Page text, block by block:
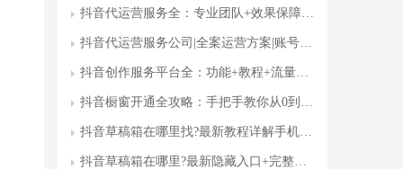
抖音代运营服务全：专业团队+效果保障+费用明细(附最新方案)
抖音代运营服务公司|全案运营方案|账号孵化(90天起量)
抖音创作服务平台全：功能+教程+流量变现指南
抖音橱窗开通全攻略：手把手教你从0到1开店(附新手避坑指南)
抖音草稿箱在哪里找?最新教程详解手机电脑双端操作指南
抖音草稿箱在哪里?最新隐藏入口+完整使用教程(官方确认)